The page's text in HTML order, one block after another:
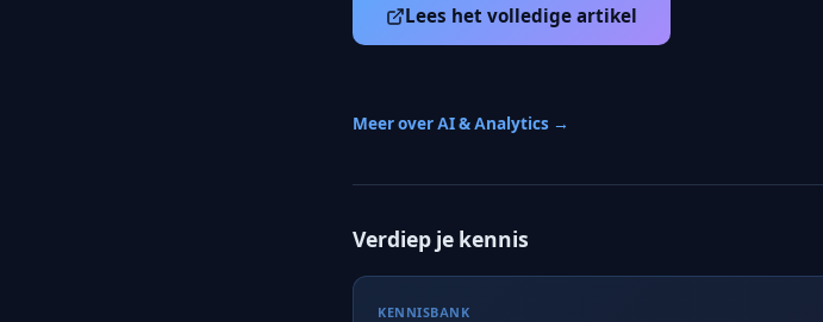
Lees het volledige artikel
Meer over AI & Analytics →
Verdiep je kennis
KENNISBANK